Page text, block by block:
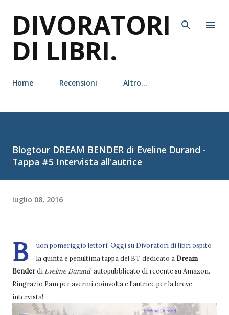
DIVORATORI
DI LIBRI.
Home Recensioni Altro…
Blogtour DREAM BENDER di Eveline Durand -
Tappa #5 Intervista all'autrice
luglio 08, 2016
B
uon pomeriggio lettori! Oggi su Divoratori di libri ospito
la quinta e penultima tappa del BT dedicato a Dream
Benderdi Eveline Durand, autopubblicato di recente su Amazon.
Ringrazio Pam per avermi coinvolta e l'autrice per la breve
intervista!